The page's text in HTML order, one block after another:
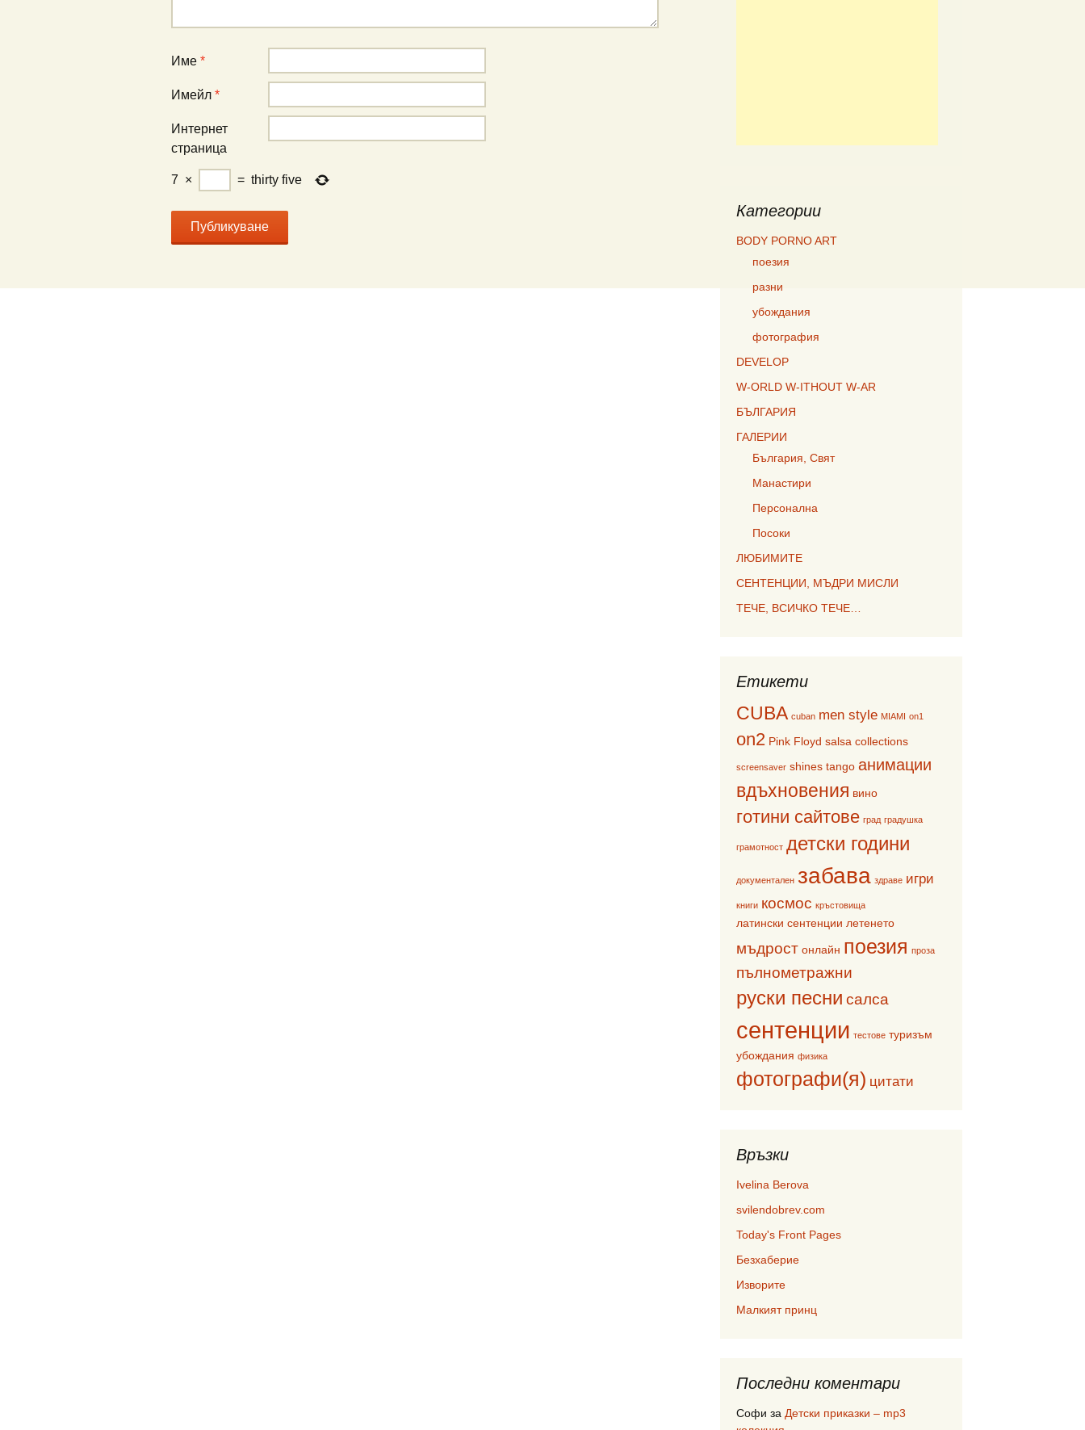
Име *
Имейл *
Интернет
страница
7 × = thirty five
Категории
BODY PORNO ART
поезия
разни
убождания
фотография
DEVELOP
W-ORLD W-ITHOUT W-AR
БЪЛГАРИЯ
ГАЛЕРИИ
България, Свят
Манастири
Персонална
Посоки
ЛЮБИМИТЕ
СЕНТЕНЦИИ, МЪДРИ МИСЛИ
ТЕЧЕ, ВСИЧКО ТЕЧЕ…
Етикети
CUBA cuban men style MIAMI on1
on2 Pink Floyd salsa collections
screensaver shines tango анимации
вдъхновения вино
готини сайтове град градушка
грамотност детски години
документален забава здраве игри
книги космос кръстовища
латински сентенции летенето
мъдрост онлайн поезия проза
пълнометражни
руски песни салса
сентенции тестове туризъм
убождания физика
фотографи(я) цитати
Връзки
Ivelina Berova
svilendobrev.com
Today's Front Pages
Безхаберие
Изворите
Малкият принц
Последни коментари
Софи за Детски приказки – mp3